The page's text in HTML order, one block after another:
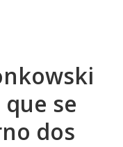
se
dos